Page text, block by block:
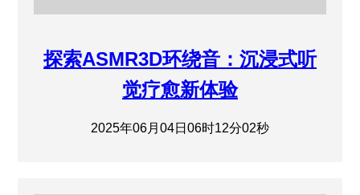
探索ASMR3D环绕音：沉浸式听
觉疗愈新体验
2025年06月04日06时12分02秒